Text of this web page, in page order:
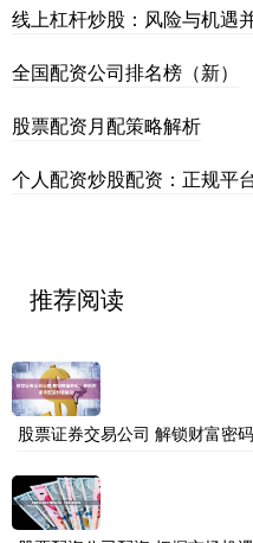
线上杠杆炒股：风险与机遇
全国配资公司排名榜（新）
股票配资月配策略解析
个人配资炒股配资：正规平
推荐阅读
股票证券交易公司 解锁财富密